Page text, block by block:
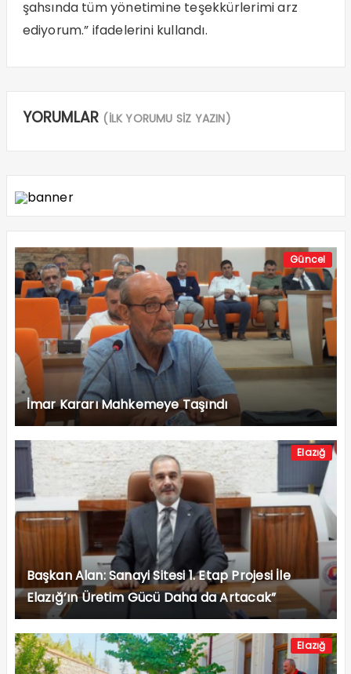
şahsında tüm yönetimine teşekkürlerimi arz
ediyorum.” ifadelerini kullandı.
YORUMLAR (İLK YORUMU SİZ YAZIN)
Güncel
İmar Kararı Mahkemeye Taşındı
Elazığ
Başkan Alan: Sanayi Sitesi 1. Etap Projesi İle
Elazığ’ın Üretim Gücü Daha da Artacak”
Elazığ